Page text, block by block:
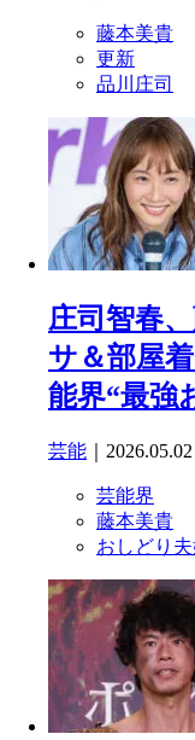
藤本美貴
更新
品川庄司
庄司智春
サ＆部屋
能界“最強
芸能 ｜2026.05.02
芸能界
藤本美貴
おしどり